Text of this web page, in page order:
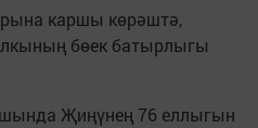
каршы көрәштә,
бөек батырлыгы
Җиңүнең 76 еллыгын